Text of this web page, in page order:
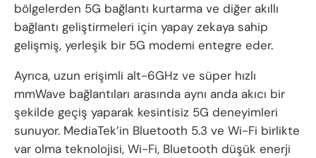
bölgelerden 5G bağlantı kurtarma ve diğer akıllı
bağlantı geliştirmeleri için yapay zekaya sahip
gelişmiş, yerleşik bir 5G modemi entegre eder.
Ayrıca, uzun erişimli alt-6GHz ve süper hızlı
mmWave bağlantıları arasında aynı anda akıcı bir
şekilde geçiş yaparak kesintisiz 5G deneyimleri
sunuyor. MediaTek’in Bluetooth 5.3 ve Wi-Fi birlikte
var olma teknolojisi, Wi-Fi, Bluetooth düşük enerji